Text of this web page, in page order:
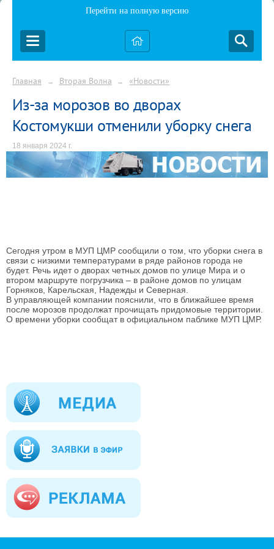
Перейти на полную версию
Главная → Вторая Волна → «Новости»
Из-за морозов во дворах
Костомукши отменили уборку снега
18 января 2024 г.
Сегодня утром в МУП ЦМР сообщили о том, что уборки снега в
связи с низкими температурами в ряде районов города не
будет. Речь идет о дворах четных домов по улице Мира и о
втором маршруте погрузчика – в районе домов по улицам
Горняков, Карельская, Надежды и Северная.
В управляющей компании пояснили, что в ближайшее время
после морозов продолжат прочищать придомовые территории.
О времени уборки сообщат в официальном паблике МУП ЦМР.